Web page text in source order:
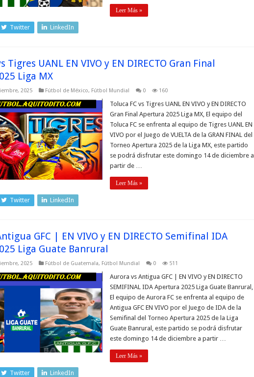
Leer Más »
Twitter LinkedIn
Tigres UANL EN VIVO y EN DIRECTO Gran Final
Liga MX
2025 Fútbol de México, Fútbol Mundial 0 160
Toluca FC vs Tigres UANL EN VIVO y EN DIRECTO
Gran Final Apertura 2025 Liga MX, El equipo del
Toluca FC se enfrenta al equipo de Tigres UANL EN
VIVO por el Juego de VUELTA de la GRAN FINAL del
Torneo Apertura 2025 de la Liga MX, este partido
se podrá disfrutar este domingo 14 de diciembre a
partir de …
Leer Más »
Twitter LinkedIn
GFC | EN VIVO y EN DIRECTO Semifinal IDA
Liga Guate Banrural
2025 Fútbol de Guatemala, Fútbol Mundial 0 511
Aurora vs Antigua GFC | EN VIVO y EN DIRECTO
SEMIFINAL IDA Apertura 2025 Liga Guate Banrural,
El equipo de Aurora FC se enfrenta al equipo de
Antigua GFC EN VIVO por el Juego de IDA de la
Semifinal del Torneo Apertura 2025 de la Liga
Guate Banrural, este partido se podrá disfrutar
este domingo 14 de diciembre a partir …
Leer Más »
Twitter LinkedIn